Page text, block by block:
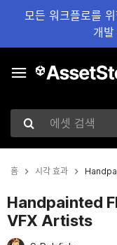
모든 워크플로를 위
개
에셋 검색
홈 시각 효과
Handpainted
VFX Artists